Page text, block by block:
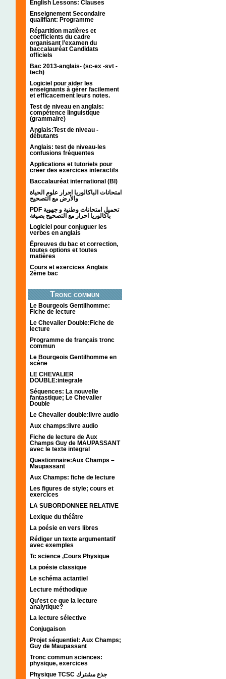
English Lessons: Clauses
Enseignement Secondaire
qualifiant: Programme
Répartition matières et
coefficients du cadre
organisant l’examen du
baccalauréat Candidats
officiels
Bac 2013-anglais- (sc-ex -svt -
tech)
Logiciel pour aider les
enseignants à gérer facilement
et efficacement leurs notes.
Test de niveau en anglais:
compétence linguistique
(grammaire)
Anglais:Test de niveau -
débutants
Anglais: test de niveau-les
confusions fréquentes
Applications et tutoriels pour
créer des exercices interactifs
Baccalauréat international (BI)
امتحانات الباكالوريا احرار علوم الحياة
والأرض مع التصحيح
PDF تحميل امتحانات وطنية و جهوية
باكالوريا احرار مع التصحيح بصيغة
Logiciel pour conjuguer les
verbes en anglais
Épreuves du bac et correction,
toutes options et toutes
matières
Cours et exercices Anglais
2ème bac
Tronc commun
Le Bourgeois Gentilhomme:
Fiche de lecture
Le Chevalier Double:Fiche de
lecture
Programme de français tronc
commun
Le Bourgeois Gentilhomme en
scène
LE CHEVALIER
DOUBLE:integrale
Séquences: La nouvelle
fantastique; Le Chevalier
Double
Le Chevalier double:livre audio
Aux champs:livre audio
Fiche de lecture de Aux
Champs Guy de MAUPASSANT
avec le texte integral
Questionnaire:Aux Champs –
Maupassant
Aux Champs: fiche de lecture
Les figures de style; cours et
exercices
LA SUBORDONNEE RELATIVE
Lexique du théâtre
La poésie en vers libres
Rédiger un texte argumentatif
avec exemples
Tc science ,Cours Physique
La poésie classique
Le schéma actantiel
Lecture méthodique
Qu'est ce que la lecture
analytique?
La lecture sélective
Conjugaison
Projet séquentiel: Aux Champs;
Guy de Maupassant
Tronc commun sciences:
physique, exercices
Physique TCSC جذع مشترك